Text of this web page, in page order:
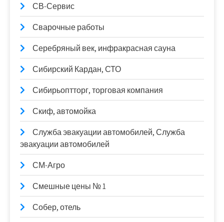
СВ-Сервис
Сварочные работы
Серебряный век, инфракрасная сауна
Сибирский Кардан, СТО
Сибирьоптторг, торговая компания
Скиф, автомойка
Служба эвакуации автомобилей, Служба
эвакуации автомобилей
СМ-Агро
Смешные цены № 1
Собер, отель